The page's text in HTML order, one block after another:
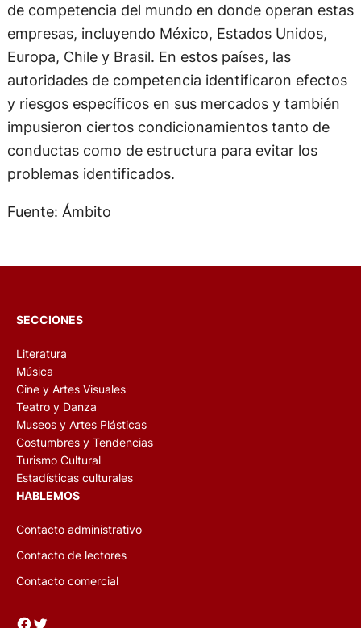
de competencia del mundo en donde operan estas
empresas, incluyendo México, Estados Unidos,
Europa, Chile y Brasil. En estos países, las
autoridades de competencia identificaron efectos
y riesgos específicos en sus mercados y también
impusieron ciertos condicionamientos tanto de
conductas como de estructura para evitar los
problemas identificados.
Fuente: Ámbito
SECCIONES
Literatura
Música
Cine y Artes Visuales
Teatro y Danza
Museos y Artes Plásticas
Costumbres y Tendencias
Turismo Cultural
Estadísticas culturales
HABLEMOS
Contacto administrativo
Contacto de lectores
Contacto comercial
Facebook Twitter